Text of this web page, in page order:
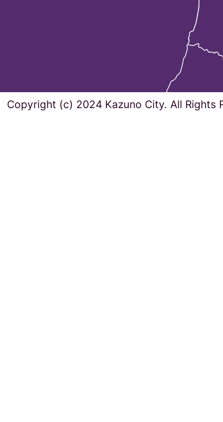
Copyright (c) 2024 Kazuno City. All Rights